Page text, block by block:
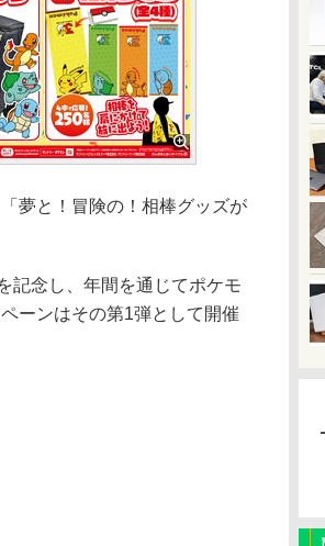
夢と！冒険の！相棒グッズが
記念し、年間を通じてポケモ
ーンはその第1弾として開催